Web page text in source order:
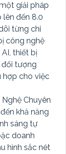
giải pháp
đến 8.0
từng chi
công nghệ
thiết bị
đối tượng
hợp cho việc
Chuyên
khả năng
sáng tự
doanh
hình sắc nét